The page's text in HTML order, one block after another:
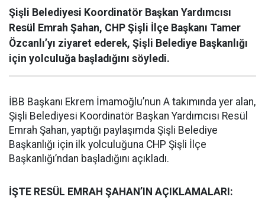
Şişli Belediyesi Koordinatör Başkan Yardımcısı
Resül Emrah Şahan, CHP Şişli İlçe Başkanı Tamer
Özcanlı’yı ziyaret ederek, Şişli Belediye Başkanlığı
için yolculuğa başladığını söyledi.
İBB Başkanı Ekrem İmamoğlu’nun A takımında yer alan,
Şişli Belediyesi Koordinatör Başkan Yardımcısı Resül
Emrah Şahan, yaptığı paylaşımda Şişli Belediye
Başkanlığı için ilk yolculuğuna CHP Şişli İlçe
Başkanlığı’ndan başladığını açıkladı.
İŞTE RESÜL EMRAH ŞAHAN’IN AÇIKLAMALARI: